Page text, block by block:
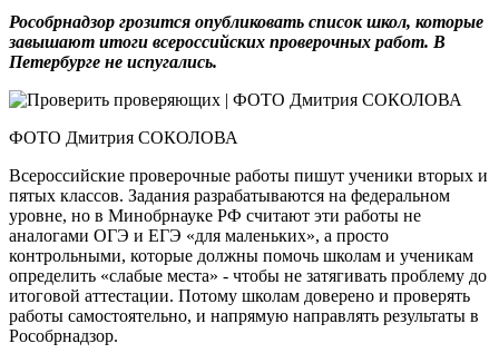
Рособрнадзор грозится опубликовать список школ, которые
завышают итоги всероссийских проверочных работ. В
Петербурге не испугались.
ФОТО Дмитрия СОКОЛОВА
Всероссийские проверочные работы пишут ученики вторых и
пятых классов. Задания разрабатываются на федеральном
уровне, но в Минобрнауке РФ считают эти работы не
аналогами ОГЭ и ЕГЭ «для маленьких», а просто
контрольными, которые должны помочь школам и ученикам
определить «слабые места» - чтобы не затягивать проблему до
итоговой аттестации. Потому школам доверено и проверять
работы самостоятельно, и напрямую направлять результаты в
Рособрнадзор.